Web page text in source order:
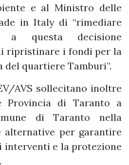
e al Ministro delle
in Italy di “rimediare
a questa decisione
ripristinare i fondi per la
del quartiere Tamburi”.
AVS sollecitano inoltre
Provincia di Taranto a
di Taranto nella
per garantire
interventi e la protezione